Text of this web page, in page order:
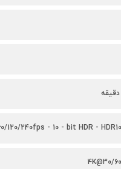
120/240fps - 10 - bit HDR -